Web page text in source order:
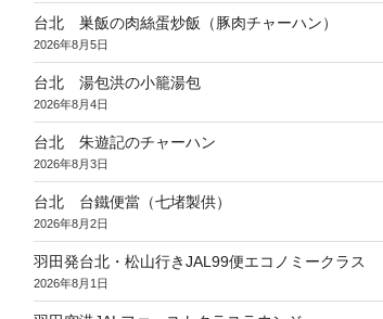
台北 巣飯の肉絲蛋炒飯（豚肉チャーハン）
2026年8月5日
台北 湯包洪の小籠湯包
2026年8月4日
台北 朱遊記のチャーハン
2026年8月3日
台北 台鐵便當（七堵製供）
2026年8月2日
羽田発台北・松山行きJAL99便エコノミークラス
2026年8月1日